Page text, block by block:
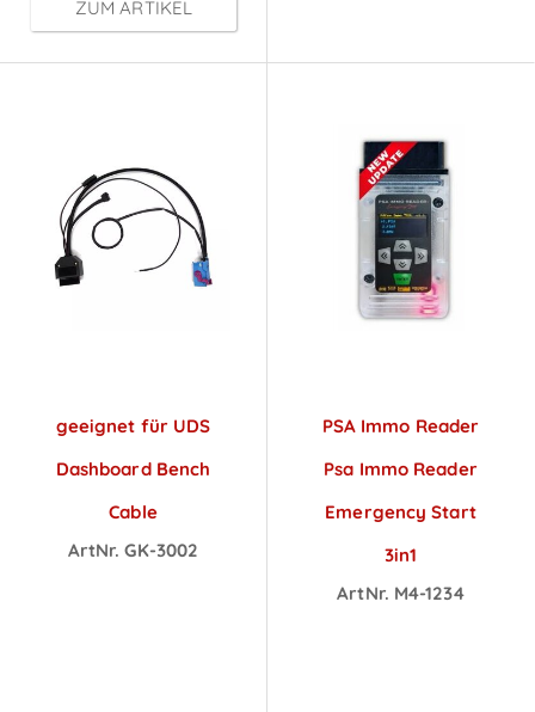
ZUM ARTIKEL
geeignet für UDS
Dashboard Bench
Cable
ArtNr. GK-3002
PSA Immo Reader
Psa Immo Reader
Emergency Start
3in1
ArtNr. M4-1234